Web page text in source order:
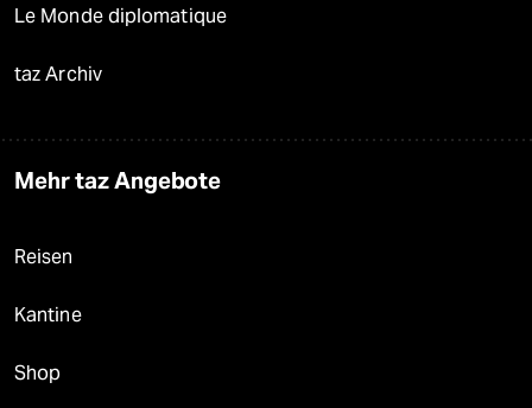
Le Monde diplomatique
taz Archiv
Mehr taz Angebote
Reisen
Kantine
Shop